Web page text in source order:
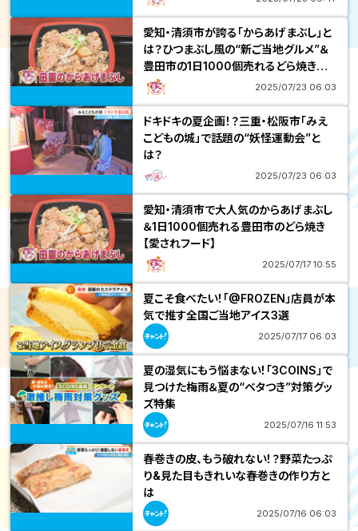
2025/07/23 06:03
愛知・清須市が誇る「からあげまぶし」と
は？ひつまぶし風の“新ご当地グルメ”＆
豊田市の1日1000個売れるどら焼きを
調査！
2025/07/23 06:03
ドキドキの夏企画！？三重・松阪市「みえ
こどもの城」で話題の“妖怪運動会”と
は？
2025/07/17 10:55
愛知・清須市で大人気のからあげまぶし
＆1日1000個売れる豊田市のどら焼き
【愛されフード】
2025/07/17 06:03
夏こそ食べたい！「@FROZEN」店員が本
気で推す全国ご当地アイス3選
2025/07/16 11:53
夏の湿気にもう悩まない！「3COINS」で
見つけた梅雨＆夏の“ベタつき”対策グッ
ズ特集
2025/07/16 06:03
春巻きの皮、もう破れない！？野菜たっぷ
り&見た目もきれいな春巻きの作り方と
は